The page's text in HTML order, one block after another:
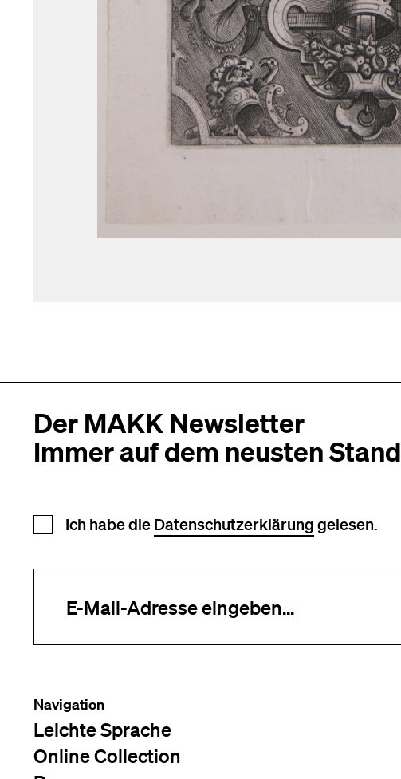
Der MAKK Newsletter
Immer auf dem neusten Stand
Newsletter Anmeldung
Ich habe die Datenschutzerklärung gelesen.
Navigation
Leichte Sprache
Online Collection